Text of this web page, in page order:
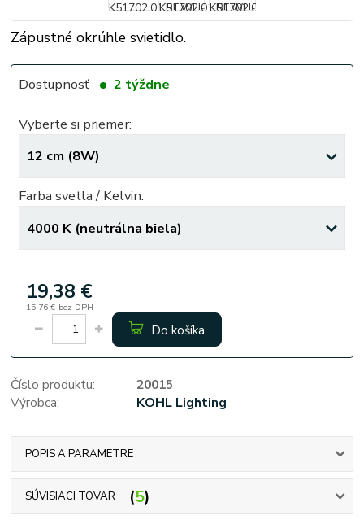
Zápustné okrúhle svietidlo.
Dostupnosť 2 týždne
Vyberte si priemer:
Farba svetla / Kelvin:
19,38 €
15,76 € bez DPH
Do košíka
Číslo produktu:
20015
Výrobca:
KOHL Lighting
POPIS A PARAMETRE
SÚVISIACI TOVAR 5